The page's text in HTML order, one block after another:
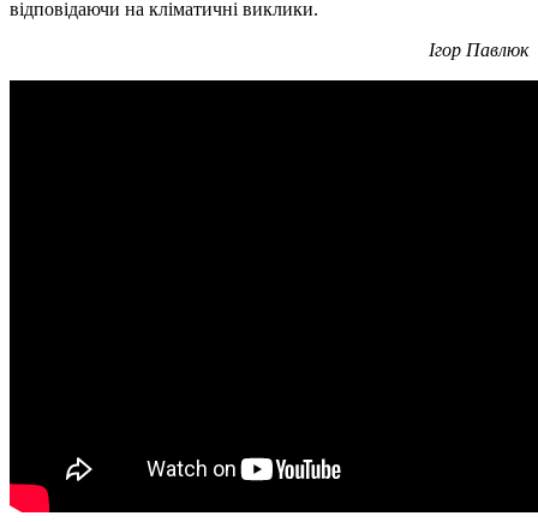
відповідаючи на кліматичні виклики.
Ігор Павлюк